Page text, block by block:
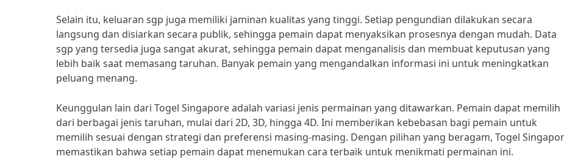
Selain itu, keluaran sgp juga memiliki jaminan kualitas yang tinggi. Setiap pengundian dilakukan secara
langsung dan disiarkan secara publik, sehingga pemain dapat menyaksikan prosesnya dengan mudah. Data
sgp yang tersedia juga sangat akurat, sehingga pemain dapat menganalisis dan membuat keputusan yang
lebih baik saat memasang taruhan. Banyak pemain yang mengandalkan informasi ini untuk meningkatkan
peluang menang.
Keunggulan lain dari Togel Singapore adalah variasi jenis permainan yang ditawarkan. Pemain dapat memilih
dari berbagai jenis taruhan, mulai dari 2D, 3D, hingga 4D. Ini memberikan kebebasan bagi pemain untuk
memilih sesuai dengan strategi dan preferensi masing-masing. Dengan pilihan yang beragam, Togel
memastikan bahwa setiap pemain dapat menemukan cara terbaik untuk menikmati permainan ini.